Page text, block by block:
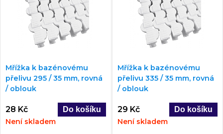
Mřížka k bazénovému
přelivu 295 / 35 mm, rovná
/ oblouk
28 Kč
Není skladem
Mřížka k bazénovému
přelivu 335 / 35 mm, rovná
/ oblouk
29 Kč
Není skladem